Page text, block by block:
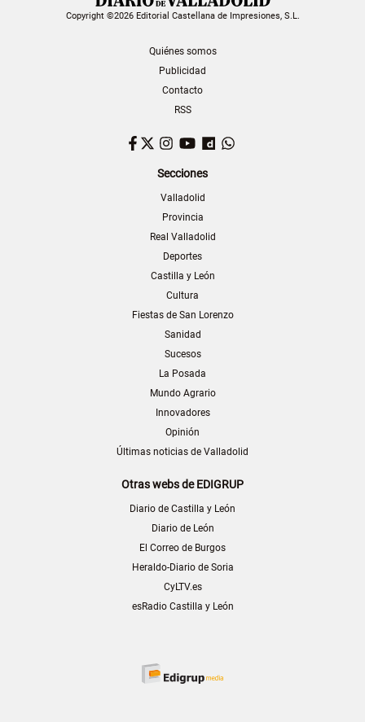
Copyright ©2026 Editorial Castellana de Impresiones, S.L.
Quiénes somos
Publicidad
Contacto
RSS
Facebook
TwitterInstagram
YouTubeDailymotion
Secciones
Valladolid
Provincia
Real Valladolid
Deportes
Castilla y León
Cultura
Fiestas de San Lorenzo
Sanidad
Sucesos
La Posada
Mundo Agrario
Innovadores
Opinión
Últimas noticias de Valladolid
Otras webs de EDIGRUP
Diario de Castilla y León
Diario de León
El Correo de Burgos
Heraldo-Diario de Soria
CyLTV.es
esRadio Castilla y León